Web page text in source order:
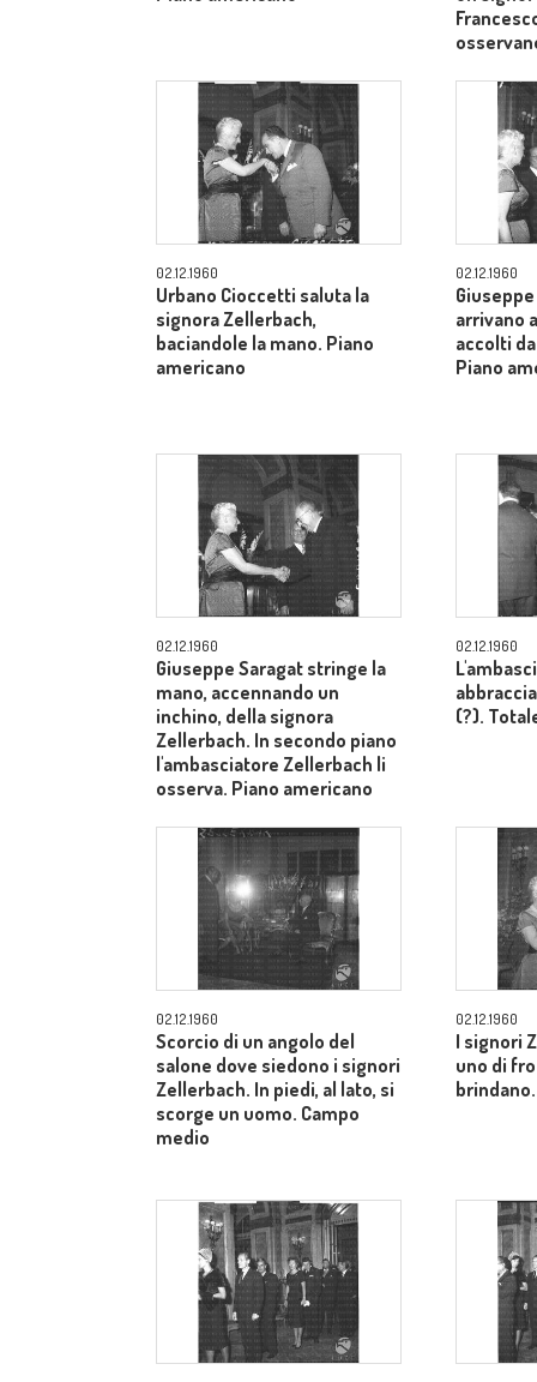
02.12.1960
Urbano Cioccetti saluta la
signora Zellerbach,
baciandole la mano. Piano
americano
02.12.1960
arrivano
accolti
Piano
02.12.1960
Giuseppe Saragat stringe la
mano, accennando un
inchino, della signora
Zellerbach. In secondo piano
l'ambasciatore Zellerbach li
osserva. Piano americano
02.12.1960
(?).
02.12.1960
Scorcio di un angolo del
salone dove siedono i signori
Zellerbach. In piedi, al lato, si
scorge un uomo. Campo
medio
02.12.1960
I signori
uno di